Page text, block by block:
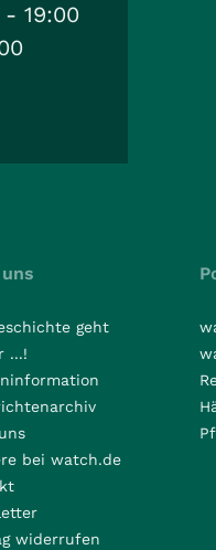
- 19:00
geht
...!
bei watch.de
widerrufen